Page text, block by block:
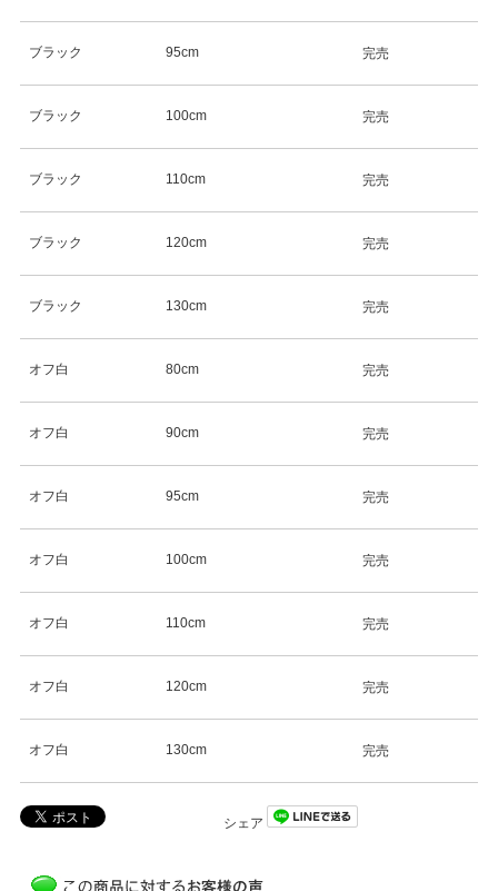
ブラック 95cm 完売
ブラック 100cm 完売
ブラック 110cm 完売
ブラック 120cm 完売
ブラック 130cm 完売
オフ白 80cm 完売
オフ白 90cm 完売
オフ白 95cm 完売
オフ白 100cm 完売
オフ白 110cm 完売
オフ白 120cm 完売
オフ白 130cm 完売
シェア